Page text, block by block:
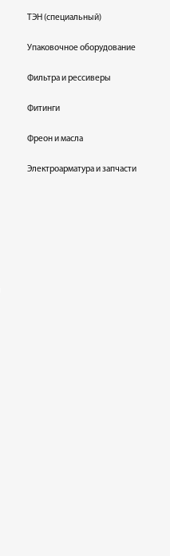
ТЭН (специальный)
Упаковочное оборудование
Фильтра и рессиверы
Фитинги
Фреон и масла
Электроарматура и запчасти